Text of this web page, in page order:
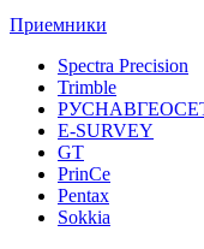
Приемники
Spectra Precision
Trimble
E-SURVEY
GT
PrinCe
Pentax
Sokkia